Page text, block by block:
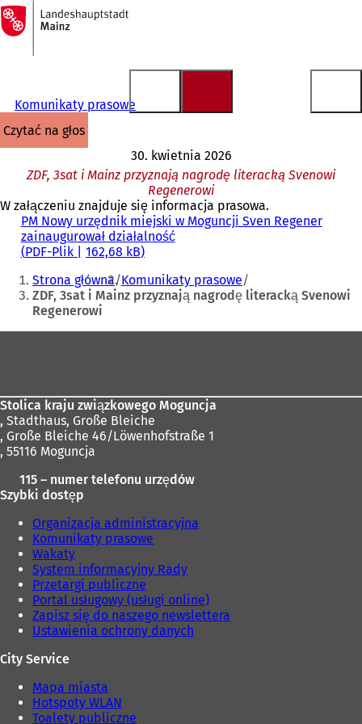
Przejdź do treści
Do
strony
głównej
Komunikaty prasowe
czytać na głos
30. kwietnia 2026
ZDF, 3sat i Mainz przyznają nagrodę literacką Svenowi
Regenerowi
W załączeniu znajduje się informacja prasowa.
PM Nowy urzędnik miejski w Moguncji Sven Regener
zainaugurował działalność
PDF-Plik 162,68 kB
Jesteś
tutaj:
Strona główna Komunikaty prasowe
ZDF, 3sat i Mainz przyznają nagrodę literacką Svenowi
Regenerowi
Stolica kraju związkowego Moguncja
, Stadthaus, Große Bleiche
, Große Bleiche 46/Löwenhofstraße 1
, 55116 Moguncja
115 – numer telefonu urzędów
Szybki dostęp
Organizacja administracyjna
Komunikaty prasowe
Wakaty
System informacyjny Rady
Przetargi publiczne
Portal usługowy (usługi online)
Zapisz się do naszego newslettera
Ustawienia ochrony danych
City Service
Mapa miasta
Hotspoty WLAN
Toalety publiczne